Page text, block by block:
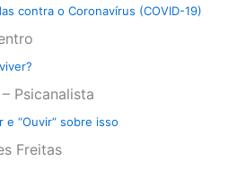
contra o Coronavírus (COVID-19)
Psicanalista
e “Ouvir” sobre isso
Freitas